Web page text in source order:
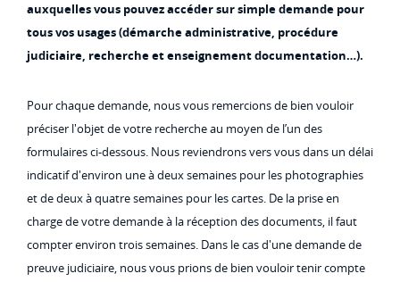
auxquelles vous pouvez accéder sur simple demande pour
tous vos usages (démarche administrative, procédure
judiciaire, recherche et enseignement documentation…).
Pour chaque demande, nous vous remercions de bien vouloir
préciser l'objet de votre recherche au moyen de l’un des
formulaires ci-dessous. Nous reviendrons vers vous dans un délai
indicatif d'environ une à deux semaines pour les photographies
et de deux à quatre semaines pour les cartes. De la prise en
charge de votre demande à la réception des documents, il faut
compter environ trois semaines. Dans le cas d'une demande de
preuve judiciaire, nous vous prions de bien vouloir tenir compte